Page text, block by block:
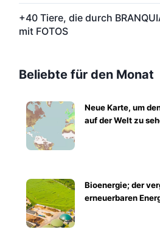
+40 Tiere, die durch
mit FOTOS
Beliebte für den Monat
Neue Karte, um
auf der Welt zu
Bioenergie; der
erneuerbaren